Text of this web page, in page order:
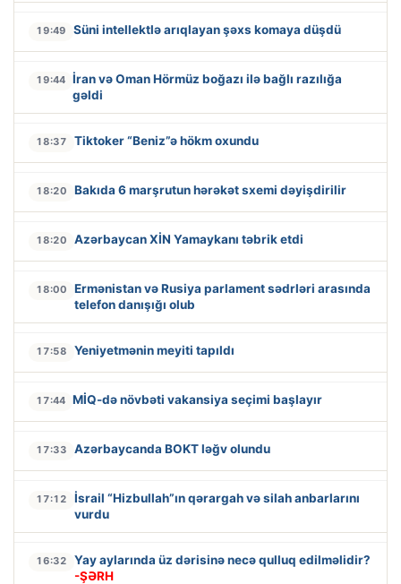
19:49 Süni intellektlə arıqlayan şəxs komaya düşdü
19:44 İran və Oman Hörmüz boğazı ilə bağlı razılığa
gəldi
18:37 Tiktoker “Beniz”ə hökm oxundu
18:20 Bakıda 6 marşrutun hərəkət sxemi dəyişdirilir
18:20 Azərbaycan XİN Yamaykanı təbrik etdi
18:00
Ermənistan və Rusiya parlament sədrləri arasında
telefon danışığı olub
17:58 Yeniyetmənin meyiti tapıldı
17:44 MİQ-də növbəti vakansiya seçimi başlayır
17:33 Azərbaycanda BOKT ləğv olundu
17:12
İsrail “Hizbullah”ın qərargah və silah anbarlarını
vurdu
16:32
Yay aylarında üz dərisinə necə qulluq edilməlidir?
-ŞƏRH